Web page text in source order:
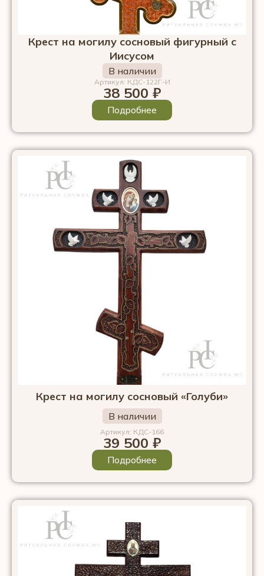
Крест на могилу сосновый фигурный с
Иисусом
В наличии
Артикул: КДС-122Г-И
38 500 ₽
Подробнее
Крест на могилу сосновый «Голуби»
В наличии
Артикул: КДС-166
39 500 ₽
Подробнее